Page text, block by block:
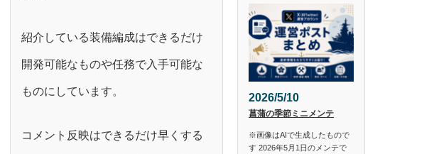
紹介している装備編成はできるだけ
開発可能なものや任務で入手可能な
ものにしています。
コメント反映はできるだけ早くする
2026/5/10
菖蒲の季節ミニメンテ
※画像はAIで生成したもので
す 2026年5月1日のメンテで